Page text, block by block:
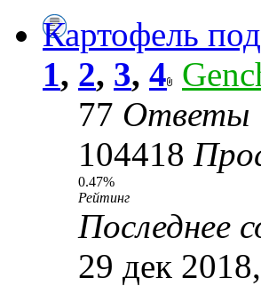
Картофель
1, 2, 3, 4
77 Ответы
104418
0.47%
Рейтинг
Последнее
29 дек